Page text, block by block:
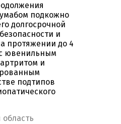
подкожно
долгосрочной
и
протяжении до 4
ювенильным
и
подтипов